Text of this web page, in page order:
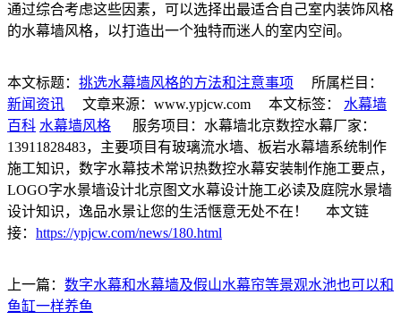
通过综合考虑这些因素，可以选择出最适合自己室内装饰风格
的水幕墙风格，以打造出一个独特而迷人的室内空间。
本文标题： 挑选水幕墙风格的方法和注意事项 所属栏目：
新闻资讯 文章来源：www.ypjcw.com 本文标签： 水幕墙
百科 水幕墙风格 服务项目：水幕墙北京数控水幕厂家：
13911828483，主要项目有玻璃流水墙、板岩水幕墙系统制作
施工知识，数字水幕技术常识热数控水幕安装制作施工要点，
LOGO字水景墙设计北京图文水幕设计施工必读及庭院水景墙
设计知识，逸品水景让您的生活惬意无处不在！ 本文链
接： https://ypjcw.com/news/180.html
上一篇： 数字水幕和水幕墙及假山水幕帘等景观水池也可以和
鱼缸一样养鱼